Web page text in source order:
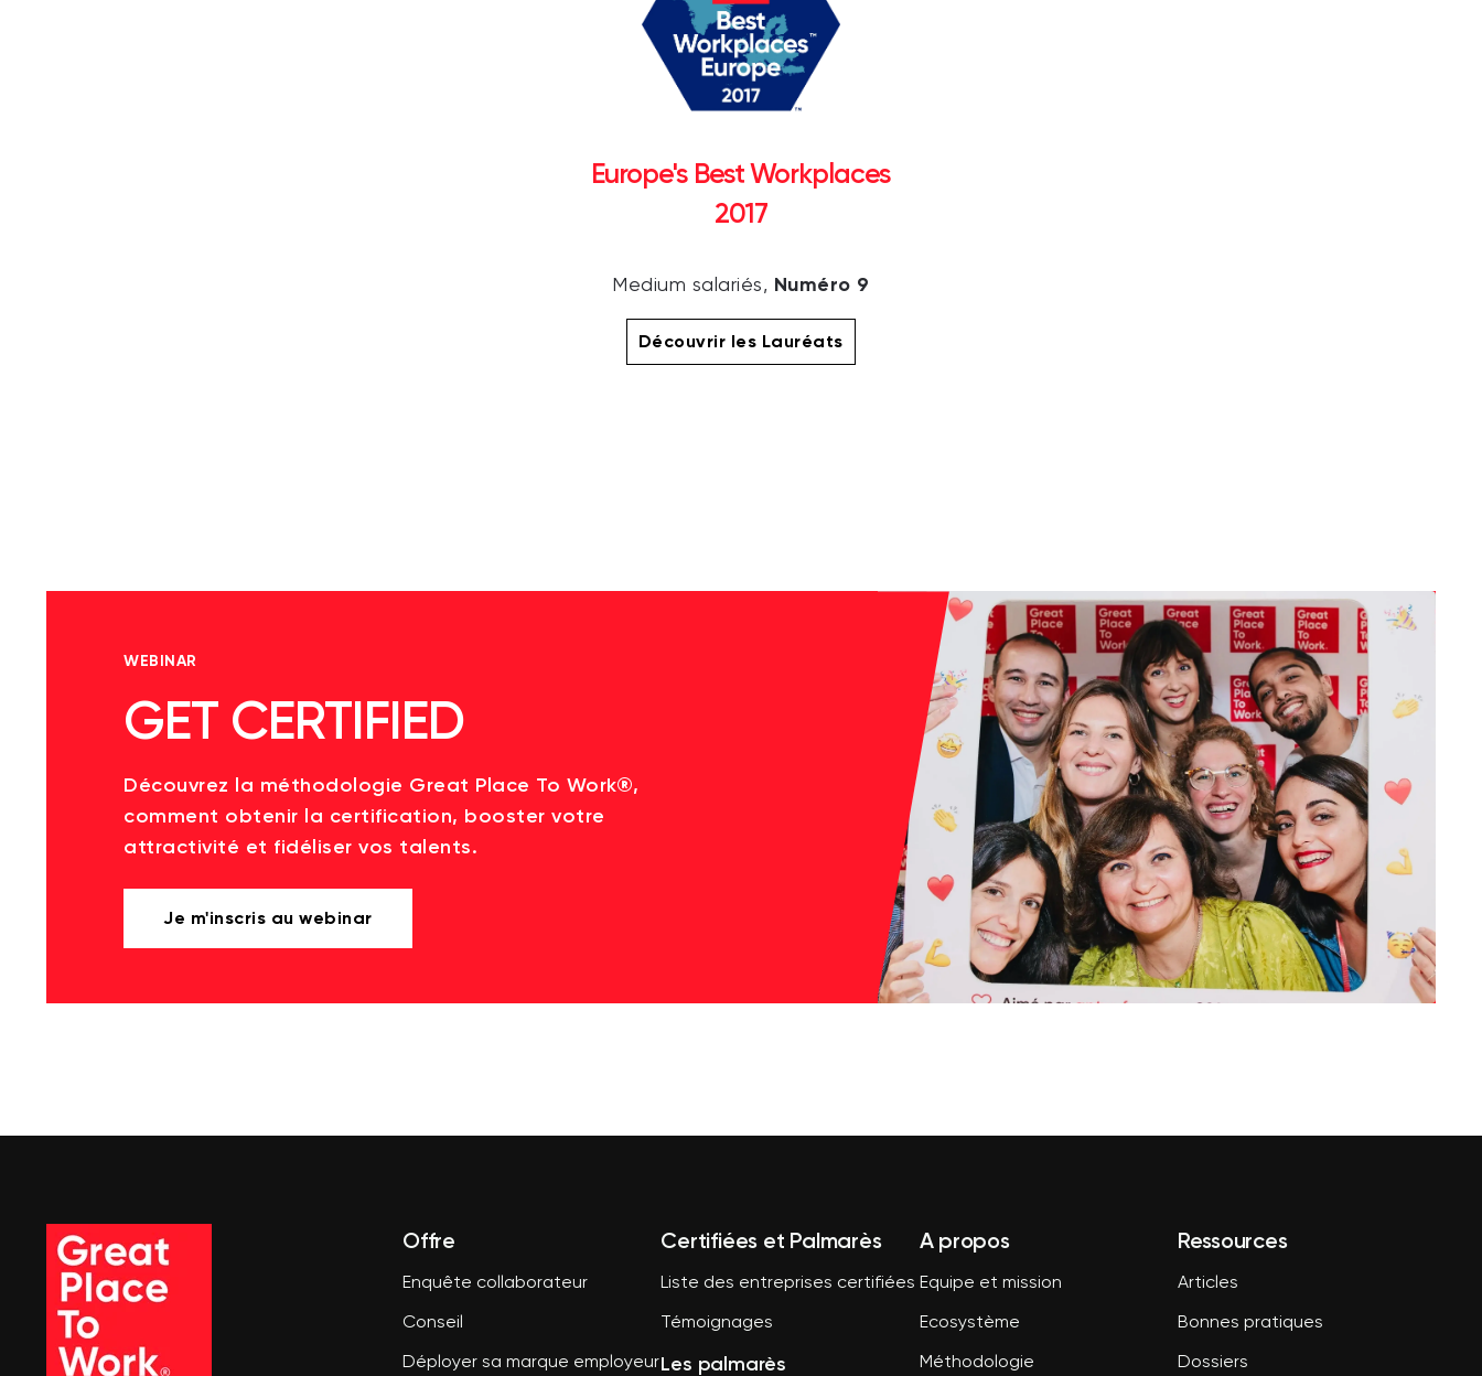
Europe's Best Workplaces
2017
Medium salariés, Numéro 9
Découvrir les Lauréats
WEBINAR
GET CERTIFIED
Découvrez la méthodologie Great Place To Work®,
comment obtenir la certification, booster votre
attractivité et fidéliser vos talents.
Je m'inscris au webinar
Offre
Enquête collaborateur
Conseil
Déployer sa marque employeur
Certifiées et Palmarès
Liste des entreprises certifiées
Témoignages
Les palmarès
A propos
Equipe et mission
Ecosystème
Méthodologie
Ressources
Articles
Bonnes pratiques
Dossiers